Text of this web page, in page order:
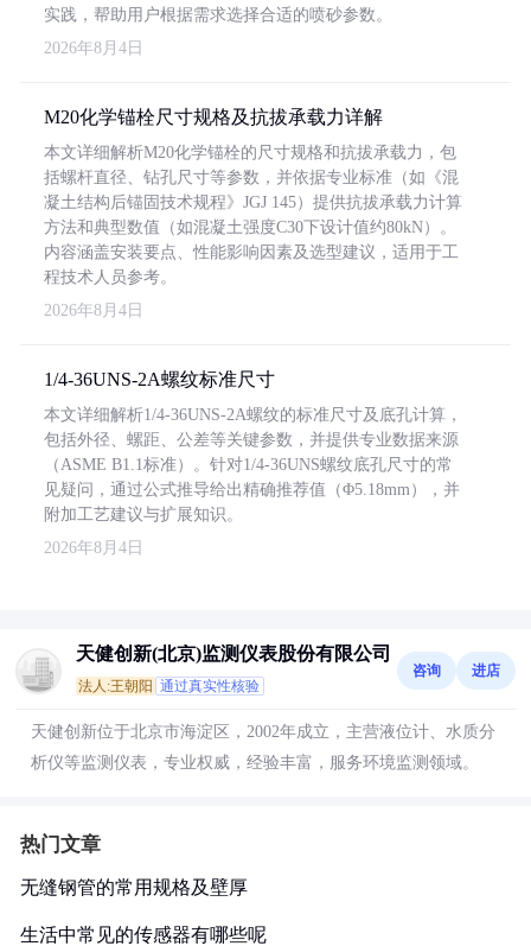
实践，帮助用户根据需求选择合适的喷砂参数。
2026年8月4日
M20化学锚栓尺寸规格及抗拔承载力详解
本文详细解析M20化学锚栓的尺寸规格和抗拔承载力，包
括螺杆直径、钻孔尺寸等参数，并依据专业标准（如《混
凝土结构后锚固技术规程》JGJ 145）提供抗拔承载力计算
方法和典型数值（如混凝土强度C30下设计值约80kN）。
内容涵盖安装要点、性能影响因素及选型建议，适用于工
程技术人员参考。
2026年8月4日
1/4-36UNS-2A螺纹标准尺寸
本文详细解析1/4-36UNS-2A螺纹的标准尺寸及底孔计算，
包括外径、螺距、公差等关键参数，并提供专业数据来源
（ASME B1.1标准）。针对1/4-36UNS螺纹底孔尺寸的常
见疑问，通过公式推导给出精确推荐值（Φ5.18mm），并
附加工艺建议与扩展知识。
2026年8月4日
天健创新(北京)监测仪表股份有限公司
法人:王朝阳 通过真实性核验
咨询 进店
天健创新位于北京市海淀区，2002年成立，主营液位计、水质分
析仪等监测仪表，专业权威，经验丰富，服务环境监测领域。
热门文章
无缝钢管的常用规格及壁厚
生活中常见的传感器有哪些呢